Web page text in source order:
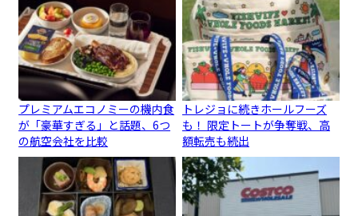
プレミアムエコノミーの機内食
が「豪華すぎる」と話題、6つ
の航空会社を比較
トレジョに続きホールフーズ
も！ 限定トートが争奪戦、高
額転売も続出